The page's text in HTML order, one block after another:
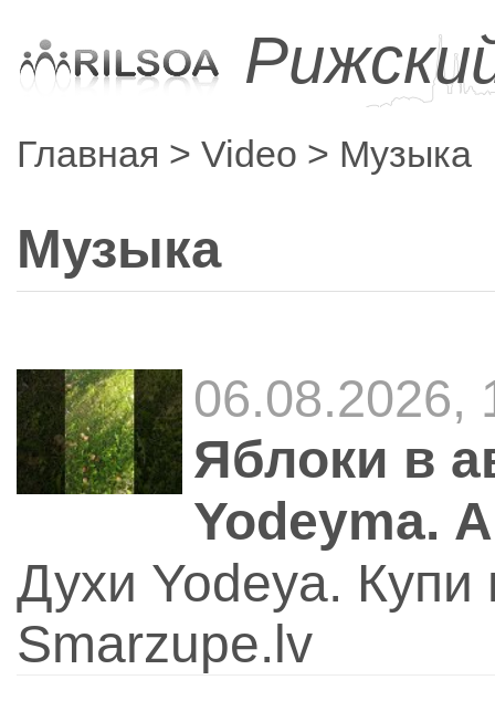
Главная Video Музыка
Музыка
06.08.2026,
Яблоки в
Yodeyma.
Духи Yodeya. Купи
Smarzupe.lv